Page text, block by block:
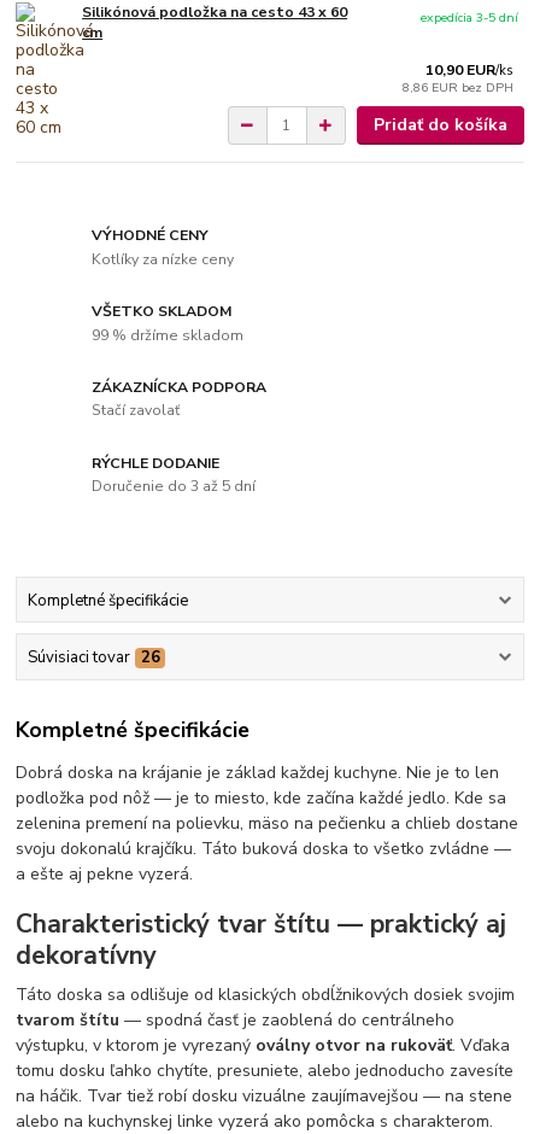
Silikónová podložka na cesto 43 x 60
cm
10,90 EUR/ks
8,86 EUR bez DPH
expedícia 3-5 dní
Pridať do košíka
VÝHODNÉ CENY
Kotlíky za nízke ceny
VŠETKO SKLADOM
99 % držíme skladom
ZÁKAZNÍCKA PODPORA
Stačí zavolať
RÝCHLE DODANIE
Doručenie do 3 až 5 dní
Kompletné špecifikácie
Súvisiaci tovar 26
Kompletné špecifikácie
Dobrá doska na krájanie je základ každej kuchyne. Nie je to len
podložka pod nôž — je to miesto, kde začína každé jedlo. Kde sa
zelenina premení na polievku, mäso na pečienku a chlieb dostane
svoju dokonalú krajčíku. Táto buková doska to všetko zvládne —
a ešte aj pekne vyzerá.
Charakteristický tvar štítu — praktický aj
dekoratívny
Táto doska sa odlišuje od klasických obdĺžnikových dosiek svojim
tvarom štítu — spodná časť je zaoblená do centrálneho
výstupku, v ktorom je vyrezaný oválny otvor na rukoväť. Vďaka
tomu dosku ľahko chytíte, presuniete, alebo jednoducho zavesíte
na háčik. Tvar tiež robí dosku vizuálne zaujímavejšou — na stene
alebo na kuchynskej linke vyzerá ako pomôcka s charakterom.